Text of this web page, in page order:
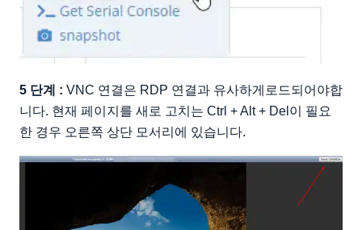
5 단계 : VNC 연결은 RDP 연결과 유사하게로드되어야합
니다. 현재 페이지를 새로 고치는 Ctrl + Alt + Del이 필요
한 경우 오른쪽 상단 모서리에 있습니다.